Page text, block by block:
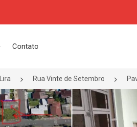
Contato
Lira Rua Vinte de Setembro